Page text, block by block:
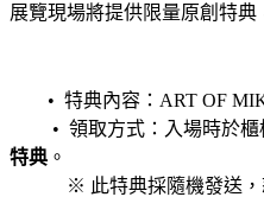
展覽現場將提供限量原創特典
• 特典內容：ART OF
• 領取方式：入場時於櫃
特典 。
※ 此特典採隨機發送，